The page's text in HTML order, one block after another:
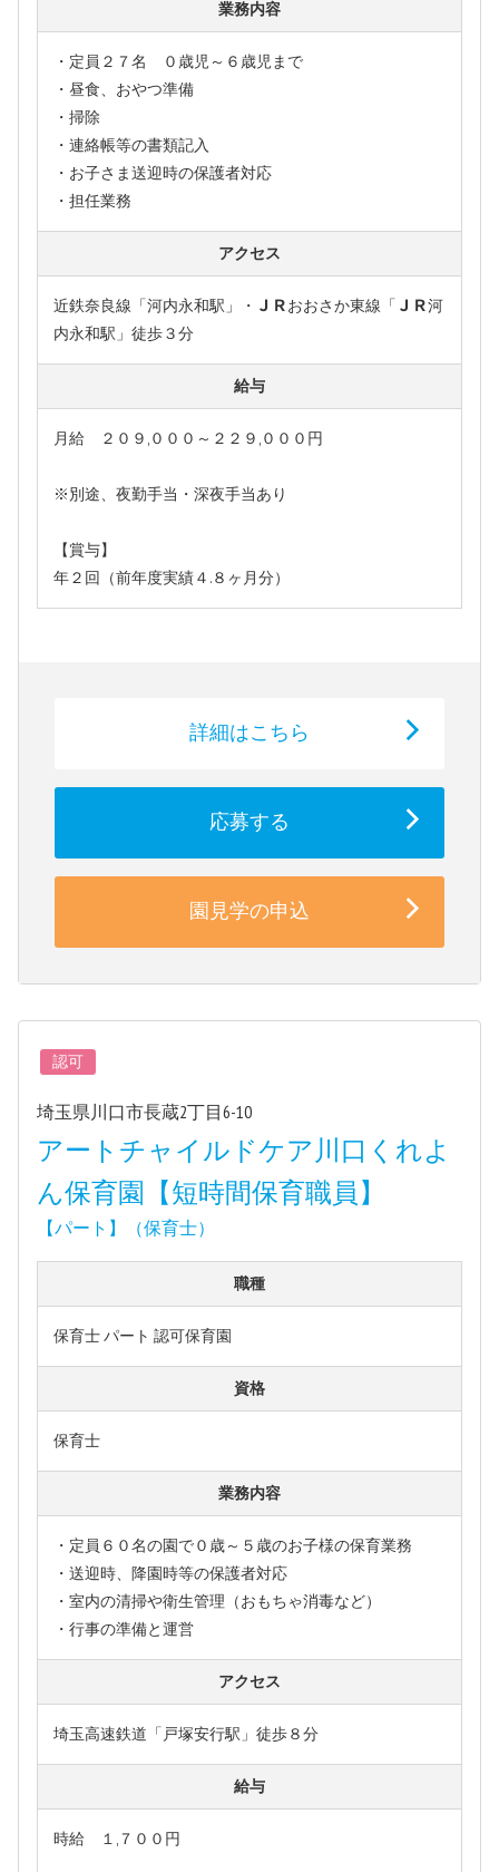
業務内容
・定員２７名 ０歳児～６歳児まで
・昼食、おやつ準備
・掃除
・連絡帳等の書類記入
・お子さま送迎時の保護者対応
・担任業務
アクセス
近鉄奈良線「河内永和駅」・ＪＲおおさか東線「ＪＲ河
内永和駅」徒歩３分
給与
月給 ２０９,０００～２２９,０００円
※別途、夜勤手当・深夜手当あり
【賞与】
年２回（前年度実績４.８ヶ月分）
詳細はこちら
応募する
園見学の申込
認可
埼玉県川口市長蔵2丁目6-10
アートチャイルドケア川口くれよ
ん保育園【短時間保育職員】
【パート】（保育士）
職種
保育士 パート 認可保育園
資格
保育士
業務内容
・定員６０名の園で０歳～５歳のお子様の保育業務
・送迎時、降園時等の保護者対応
・室内の清掃や衛生管理（おもちゃ消毒など）
・行事の準備と運営
アクセス
埼玉高速鉄道「戸塚安行駅」徒歩８分
給与
時給 １,７００円